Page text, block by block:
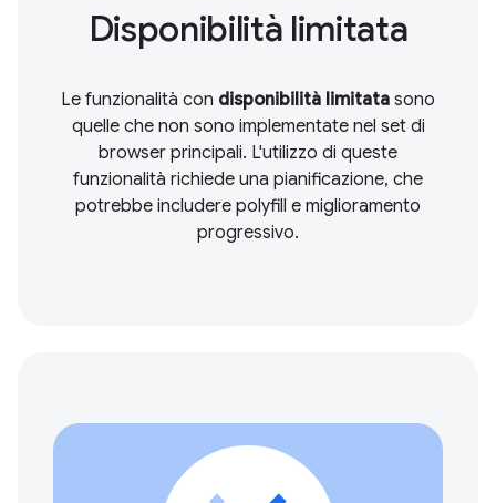
Disponibilità limitata
Le funzionalità con disponibilità limitata sono
quelle che non sono implementate nel set di
browser principali. L'utilizzo di queste
funzionalità richiede una pianificazione, che
potrebbe includere polyfill e miglioramento
progressivo.